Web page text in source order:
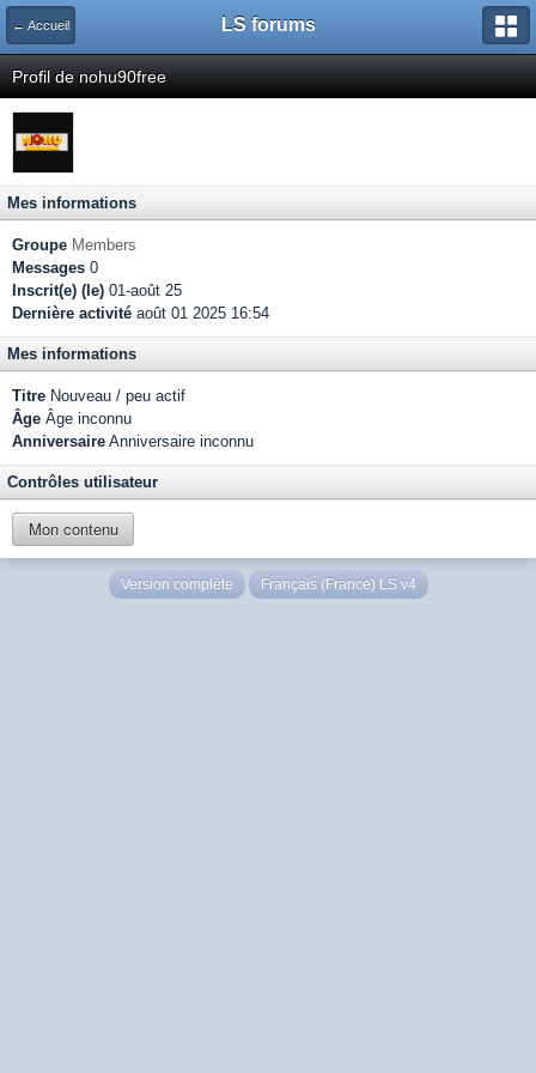
← Accueil LS forums
Profil de nohu90free
Mes informations
Groupe Members
Messages 0
Inscrit(e) (le) 01-août 25
Dernière activité août 01 2025 16:54
Mes informations
Titre Nouveau / peu actif
Âge Âge inconnu
Anniversaire Anniversaire inconnu
Contrôles utilisateur
Mon contenu
Version complète Français (France) LS v4